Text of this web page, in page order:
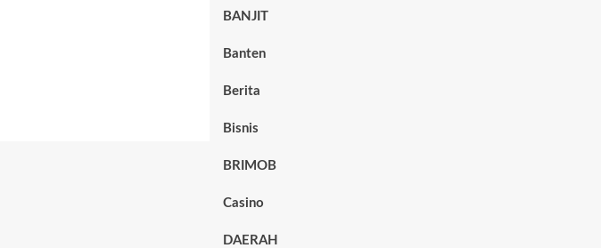
BANJIT
Banten
Berita
Bisnis
BRIMOB
Casino
DAERAH